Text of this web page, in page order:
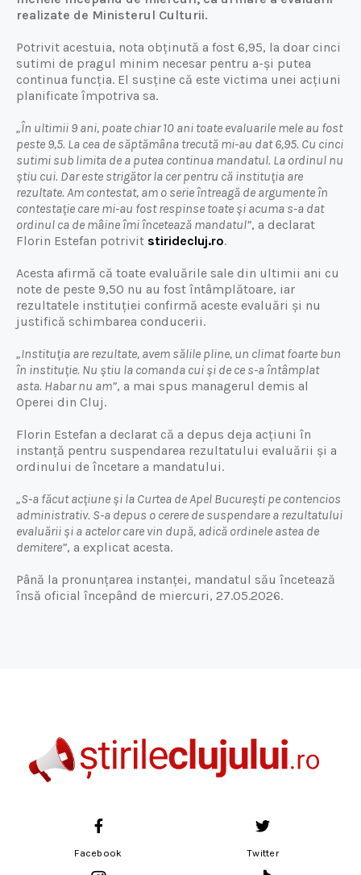
realizate de Ministerul Culturii.
Potrivit acestuia, nota obținută a fost 6,95, la doar cinci
sutimi de pragul minim necesar pentru a-și putea
continua funcția. El susține că este victima unei acțiuni
planificate împotriva sa.
„În ultimii 9 ani, poate chiar 10 ani toate evaluarile mele au fost
peste 9,5. La cea de săptămâna trecută mi-au dat 6,95. Cu cinci
sutimi sub limita de a putea continua mandatul. La ordinul nu
știu cui. Dar este strigător la cer pentru că instituția are
rezultate. Am contestat, am o serie întreagă de argumente în
contestație care mi-au fost respinse toate și acuma s-a dat
ordinul ca de mâine îmi încetează mandatul”, a declarat
Florin Estefan potrivit stiridecluj.ro.
Acesta afirmă că toate evaluările sale din ultimii ani cu
note de peste 9,50 nu au fost întâmplătoare, iar
rezultatele instituției confirmă aceste evaluări și nu
justifică schimbarea conducerii.
„Instituția are rezultate, avem sălile pline, un climat foarte bun
în instituție. Nu știu la comanda cui și de ce s-a întâmplat
asta. Habar nu am”, a mai spus managerul demis al
Operei din Cluj.
Florin Estefan a declarat că a depus deja acțiuni în
instanță pentru suspendarea rezultatului evaluării și a
ordinului de încetare a mandatului.
„S-a făcut acțiune și la Curtea de Apel București pe contencios
administrativ. S-a depus o cerere de suspendare a rezultatului
evaluării și a actelor care vin după, adică ordinele astea de
demitere”, a explicat acesta.
Până la pronunțarea instanței, mandatul său încetează
însă oficial începând de miercuri, 27.05.2026.
Facebook Twitter